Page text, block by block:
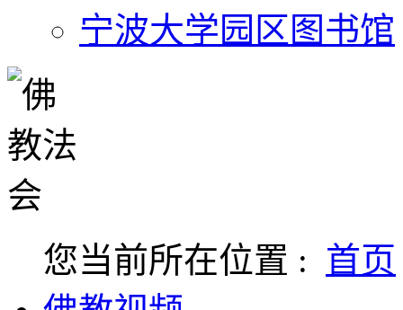
宁波大学园区图书馆
您当前所在位置 : 首页